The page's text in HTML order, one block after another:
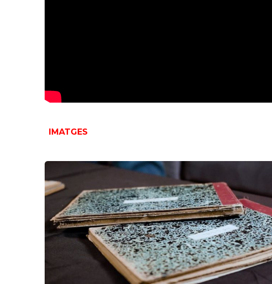
IMATGES